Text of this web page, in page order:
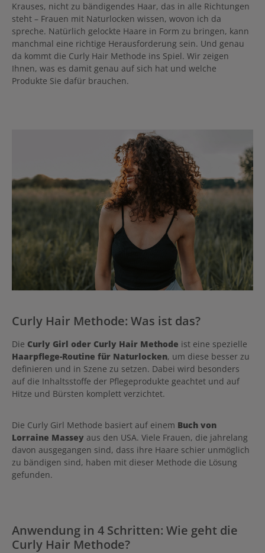
Krauses, nicht zu bändigendes Haar, das in alle Richtungen
steht – Frauen mit Naturlocken wissen, wovon ich da
spreche. Natürlich gelockte Haare in Form zu bringen, kann
manchmal eine richtige Herausforderung sein. Und genau
da kommt die Curly Hair Methode ins Spiel. Wir zeigen
Ihnen, was es damit genau auf sich hat und welche
Produkte Sie dafür brauchen.
Curly Hair Methode: Was ist das?
Die Curly Girl oder Curly Hair Methode ist eine spezielle
Haarpflege-Routine für Naturlocken, um diese besser zu
definieren und in Szene zu setzen. Dabei wird besonders
auf die Inhaltsstoffe der Pflegeprodukte geachtet und auf
Hitze und Bürsten komplett verzichtet.
Die Curly Girl Methode basiert auf einem Buch von
Lorraine Massey aus den USA. Viele Frauen, die jahrelang
davon ausgegangen sind, dass ihre Haare schier unmöglich
zu bändigen sind, haben mit dieser Methode die Lösung
gefunden.
Anwendung in 4 Schritten: Wie geht die
Curly Hair Methode?